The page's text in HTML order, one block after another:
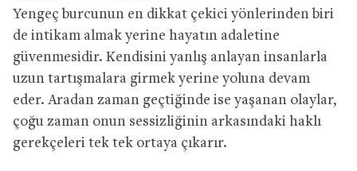
Yengeç burcunun en dikkat çekici yönlerinden biri
de intikam almak yerine hayatın adaletine
güvenmesidir. Kendisini yanlış anlayan insanlarla
uzun tartışmalara girmek yerine yoluna devam
eder. Aradan zaman geçtiğinde ise yaşanan olaylar,
çoğu zaman onun sessizliğinin arkasındaki haklı
gerekçeleri tek tek ortaya çıkarır.